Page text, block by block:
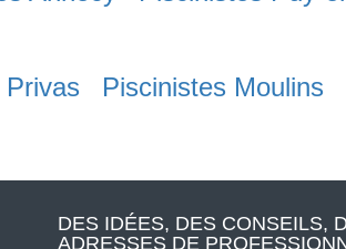
Piscinistes Moulins
DES IDÉES, DES CONSEILS,
ADRESSES DE